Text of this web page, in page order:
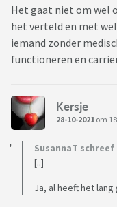
Het gaat niet om wel
het verteld en met
iemand zonder
functioneren en
Kersje
28-10-2021 om
SusannaT schreef
[..]
Ja, al heeft het